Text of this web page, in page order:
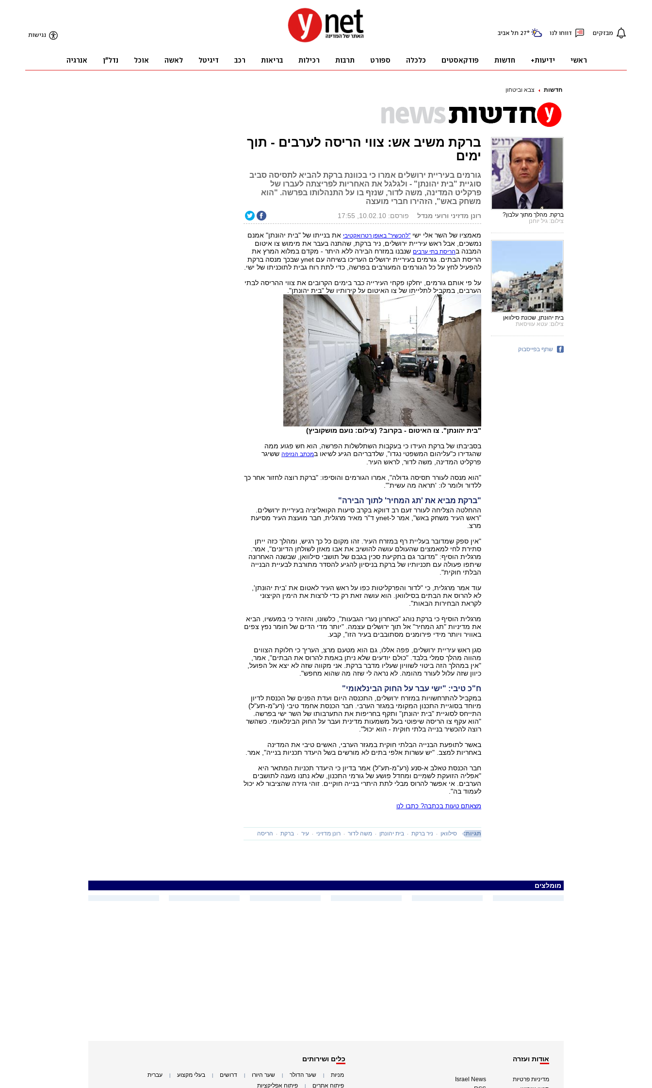
חדשות צבא וביטחון
ברקת משיב אש: צווי הריסה לערבים - תוך
ימים
גורמים בעיריית ירושלים אמרו כי בכוונת ברקת להביא לתסיסה סביב
סוגיית "בית יהונתן" - ולגלגל את האחריות לפריצתה לעברו של
פרקליט המדינה, משה לדור, שנזף בו על התנהלותו בפרשה. "הוא
משחק באש", הזהירו חברי מועצה
רונן מדזיני ורועי מנדל פורסם: 10.02.10, 17:55
מאמציו של השר אלי ישי "להכשיר" באופן רטרואקטיבי את בנייתו של "בית יהונתן" אמנם
נמשכים, אבל ראש עיריית ירושלים, ניר ברקת, שהתנה בעבר את מימוש צו איטום
המבנה בהריסת בתי ערבים שנבנו במזרח הבירה ללא היתר - מקדם במלוא המרץ את
הריסת הבתים. גורמים בעיריית ירושלים העריכו בשיחה עם ynet שבכך מנסה ברקת
להפעיל לחץ על כל הגורמים המעורבים בפרשה, כדי לתת רוח גבית לתוכניתו של ישי.
על פי אותם גורמים, יחלקו פקחי העירייה כבר בימים הקרובים את צווי ההריסה לבתי
הערבים, במקביל לתלייתו של צו האיטום על קירותיו של "בית יהונתן".
"בית יהונתן". צו האיטום - בקרוב? (צילום: נועם מושקוביץ)
בסביבתו של ברקת העידו כי בעקבות השתלשלות הפרשה, הוא חש פגוע ממה
שהגדירו כ"עליהום המשפטי נגדו", שלדבריהם הגיע לשיאו במכתב הנזיפהששיגר
פרקליט המדינה, משה לדור, לראש העיר.
"הוא מנסה לעורר תסיסה גדולה", אמרו הגורמים והוסיפו: "ברקת רוצה לחזור אחר כך
ללדור ולומר לו: 'תראה מה עשית'".
"ברקת מביא את 'תג המחיר' לתוך הבירה"
ההחלטה הצליחה לעורר זעם רב דווקא בקרב סיעות הקואליציה בעיריית ירושלים.
"ראש העיר משחק באש", אמר ל-ynet ד"ר מאיר מרגלית, חבר מועצת העיר מסיעת
מרצ.
"אין ספק שמדובר בעליית רף במזרח העיר. זהו מקום כל כך רגיש, ומהלך כזה ייתן
סתירת לחי למאמצים שהעולם עושה להושיב את אבו מאזן לשולחן הדיונים", אמר.
מרגלית הוסיף: "מדובר גם בתקיעת סכין בגבם של תושבי סילוואן, שבשנה האחרונה
שיתפו פעולה עם תכניותיו של ברקת בניסיון להגיע להסדר מתורבת לבעיית הבנייה
הבלתי חוקית".
עוד אמר מרגלית, כי "לדור והפרקליטות כפו על ראש העיר לאטום את 'בית יהונתן',
לא להרוס את הבתים בסילוואן. הוא עושה זאת רק כדי לרצות את הימין הקיצוני
לקראת הבחירות הבאות".
מרגלית הוסיף כי ברקת נוהג "כאחרון נערי הגבעות", כלשונו, והזהיר כי במעשיו, הביא
את מדיניות "תג המחיר" אל תוך ירושלים עצמה. "יותר מדי הדים של חומר נפץ צפים
באוויר ויותר מידי פירומנים מסתובבים בעיר הזו", קבע.
סגן ראש עיריית ירושלים, פפה אללו, גם הוא מטעם מרצ, העריך כי חלוקת הצווים
מהווה מהלך סמלי בלבד. "כולם יודעים שלא ניתן באמת להרוס את הבתים", אמר,
"אין במהלך הזה ביטוי לשוויון שעליו מדבר ברקת. אני מקווה שזה לא יצא אל הפועל,
כיוון שזה עלול לעורר מהומה. לא נראה לי שזה מה שהוא מחפש".
ח"כ טיבי: "ישי עבר על החוק הבינלאומי"
במקביל להתרחשויות במזרח ירושלים, התכנסה היום ועדת הפנים של הכנסת לדיון
מיוחד בסוגיית התכנון המקומי במגזר הערבי. חבר הכנסת אחמד טיבי (רע"מ-תע"ל)
התייחס לסוגיית "בית יהונתן" ותקף בחריפות את התערבותו של השר ישי בפרשה.
"הוא עקף צו הריסה שיפוטי בעל משמעות מדינית ועבר על החוק הבינלאומי. כשהשר
רוצה להכשיר בנייה בלתי חוקית - הוא יכול".
באשר לתופעת הבנייה הבלתי חוקית במגזר הערבי, האשים טיבי את המדינה
באחריות למצב. "יש עשרות אלפי בתים לא מורשים בשל היעדר תכניות בנייה", אמר.
חבר הכנסת טאלב א-סנע (רע"מ-תע"ל) אמר בדיון כי היעדר תכניות המתאר היא
"אפליה הזועקת לשמיים ומחדל פושע של גורמי התכנון, שלא נתנו מענה לתושבים
הערבים. אי אפשר להרוס מבלי לתת היתרי בנייה חוקיים. זוהי גזירה שהציבור לא יכול
לעמוד בה".
מצאתם טעות בכתבה? כתבו לנו
תגיות: סילוואן ניר ברקת בית יהונתן משה לדור רונן מדזיני עיר ברקת הריסה
ברקת. מהלך מתוך עלבון?
צילום: גיל יוחנן
בית יהונתן, שכונת סילוואן
צילום: עטא עוויסאת
שתף בפייסבוק
מומלצים
אודות ועזרה
מדיניות פרטיות
Israel News
כלים ושירותים
מניות שער הדולר שער היורו דרושים בעלי מקצוע עברית
פיתוח אתרים פיתוח אפליקציות